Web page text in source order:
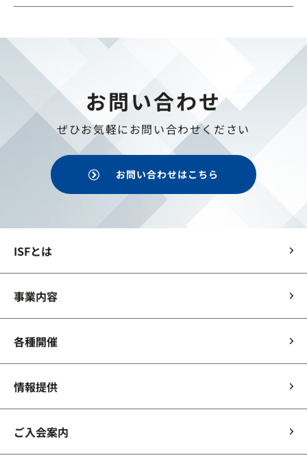
お問い合わせ
ぜひお気軽にお問い合わせください
お問い合わせはこちら
ISFとは
事業内容
各種開催
情報提供
ご入会案内